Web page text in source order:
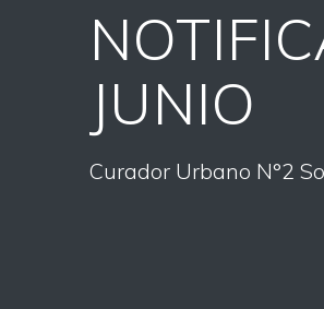
JUNIO
Curador Urbano N°2